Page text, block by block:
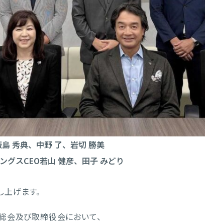
秀典、中野 了、岩切 勝美
グスCEO若山 健彦、田子 みどり
げます。
及び取締役会において、